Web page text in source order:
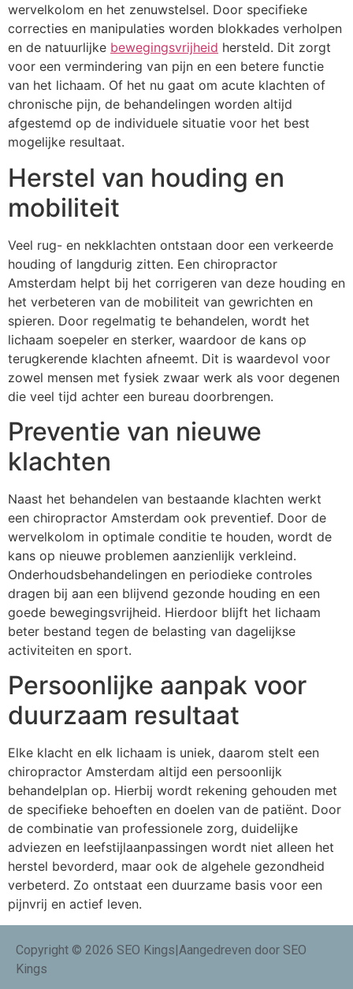
wervelkolom en het zenuwstelsel. Door specifieke
correcties en manipulaties worden blokkades verholpen
en de natuurlijke bewegingsvrijheid hersteld. Dit zorgt
voor een vermindering van pijn en een betere functie
van het lichaam. Of het nu gaat om acute klachten of
chronische pijn, de behandelingen worden altijd
afgestemd op de individuele situatie voor het best
mogelijke resultaat.
Herstel van houding en
mobiliteit
Veel rug- en nekklachten ontstaan door een verkeerde
houding of langdurig zitten. Een chiropractor
Amsterdam helpt bij het corrigeren van deze houding en
het verbeteren van de mobiliteit van gewrichten en
spieren. Door regelmatig te behandelen, wordt het
lichaam soepeler en sterker, waardoor de kans op
terugkerende klachten afneemt. Dit is waardevol voor
zowel mensen met fysiek zwaar werk als voor degenen
die veel tijd achter een bureau doorbrengen.
Preventie van nieuwe
klachten
Naast het behandelen van bestaande klachten werkt
een chiropractor Amsterdam ook preventief. Door de
wervelkolom in optimale conditie te houden, wordt de
kans op nieuwe problemen aanzienlijk verkleind.
Onderhoudsbehandelingen en periodieke controles
dragen bij aan een blijvend gezonde houding en een
goede bewegingsvrijheid. Hierdoor blijft het lichaam
beter bestand tegen de belasting van dagelijkse
activiteiten en sport.
Persoonlijke aanpak voor
duurzaam resultaat
Elke klacht en elk lichaam is uniek, daarom stelt een
chiropractor Amsterdam altijd een persoonlijk
behandelplan op. Hierbij wordt rekening gehouden met
de specifieke behoeften en doelen van de patiënt. Door
de combinatie van professionele zorg, duidelijke
adviezen en leefstijlaanpassingen wordt niet alleen het
herstel bevorderd, maar ook de algehele gezondheid
verbeterd. Zo ontstaat een duurzame basis voor een
pijnvrij en actief leven.
Copyright © 2026 SEO Kings|Aangedreven door SEO
Kings